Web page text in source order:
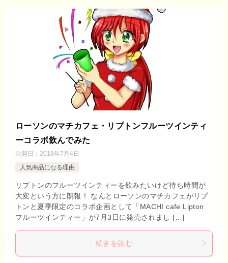
ローソンのマチカフェ・リプトンフルーツインティ
ーコラボ飲んでみた
公開日： 2018年7月4日
人気商品になる理由
リプトンのフルーツインティーを飲みたいけど待ち時間が
大変という方に朗報！ なんとローソンのマチカフェがリプ
トンと夏季限定のコラボ企画として「MACHI cafe Lipton
フルーツインティー」が7月3日に発売されまし […]
続きを読む